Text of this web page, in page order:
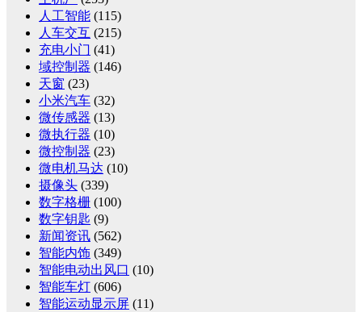
人工智能 (115)
人车交互 (215)
充电小门 (41)
域控制器 (146)
天窗 (23)
小米汽车 (32)
微传感器 (13)
微执行器 (10)
微控制器 (23)
微电机马达 (10)
摄像头 (339)
数字格栅 (100)
数字钥匙 (9)
新闻资讯 (562)
智能内饰 (349)
智能电动出风口 (10)
智能车灯 (606)
智能运动显示屏 (11)